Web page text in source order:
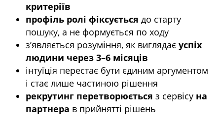
критеріїв
профіль ролі фіксується до старту
пошуку, а не формується по ходу
з’являється розуміння, як виглядає успіх
людини через 3–6 місяців
інтуїція перестає бути єдиним аргументом
і стає лише частиною рішення
рекрутинг перетворюється з сервісу на
партнера в прийнятті рішень